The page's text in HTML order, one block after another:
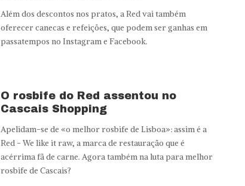
Além dos descontos nos pratos, a Red vai também
oferecer canecas e refeições, que podem ser ganhas em
passatempos no Instagram e Facebook.
O rosbife do Red assentou no
Cascais Shopping
Apelidam-se de «o melhor rosbife de Lisboa»: assim é a
Red - We like it raw, a marca de restauração que é
acérrima fã de carne. Agora também na luta para melhor
rosbife de Cascais?